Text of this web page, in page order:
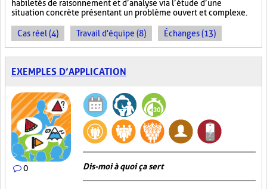
habiletés de raisonnement et d’analyse via l’étude d’une
situation concrète présentant un problème ouvert et complexe.
Cas réel (4) Travail d'équipe (8) Échanges (13)
EXEMPLES D’APPLICATION
0 Dis-moi à quoi ça sert